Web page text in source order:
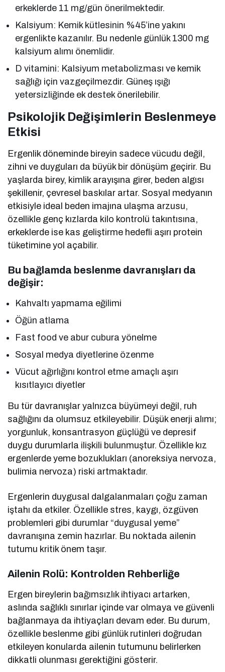
erkeklerde 11 mg/gün önerilmektedir.
Kalsiyum: Kemik kütlesinin %45’ine yakını
ergenlikte kazanılır. Bu nedenle günlük 1300 mg
kalsiyum alımı önemlidir.
D vitamini: Kalsiyum metabolizması ve kemik
sağlığı için vazgeçilmezdir. Güneş ışığı
yetersizliğinde ek destek önerilebilir.
Psikolojik Değişimlerin Beslenmeye
Etkisi
Ergenlik döneminde bireyin sadece vücudu değil,
zihni ve duyguları da büyük bir dönüşüm geçirir. Bu
yaşlarda birey, kimlik arayışına girer, beden algısı
şekillenir, çevresel baskılar artar. Sosyal medyanın
etkisiyle ideal beden imajına ulaşma arzusu,
özellikle genç kızlarda kilo kontrolü takıntısına,
erkeklerde ise kas geliştirme hedefli aşırı protein
tüketimine yol açabilir.
Bu bağlamda beslenme davranışları da
değişir:
Kahvaltı yapmama eğilimi
Öğün atlama
Fast food ve abur cubura yönelme
Sosyal medya diyetlerine özenme
Vücut ağırlığını kontrol etme amaçlı aşırı
kısıtlayıcı diyetler
Bu tür davranışlar yalnızca büyümeyi değil, ruh
sağlığını da olumsuz etkileyebilir. Düşük enerji alımı;
yorgunluk, konsantrasyon güçlüğü ve depresif
duygu durumlarla ilişkili bulunmuştur. Özellikle kız
ergenlerde yeme bozuklukları (anoreksiya nervoza,
bulimia nervoza) riski artmaktadır.
Ergenlerin duygusal dalgalanmaları çoğu zaman
iştahı da etkiler. Özellikle stres, kaygı, özgüven
problemleri gibi durumlar “duygusal yeme”
davranışına zemin hazırlar. Bu noktada ailenin
tutumu kritik önem taşır.
Ailenin Rolü: Kontrolden Rehberliğe
Ergen bireylerin bağımsızlık ihtiyacı artarken,
aslında sağlıklı sınırlar içinde var olmaya ve güvenli
bağlanmaya da ihtiyaçları devam eder. Bu durum,
özellikle beslenme gibi günlük rutinleri doğrudan
etkileyen konularda ailenin tutumunu belirlerken
dikkatli olunması gerektiğini gösterir.